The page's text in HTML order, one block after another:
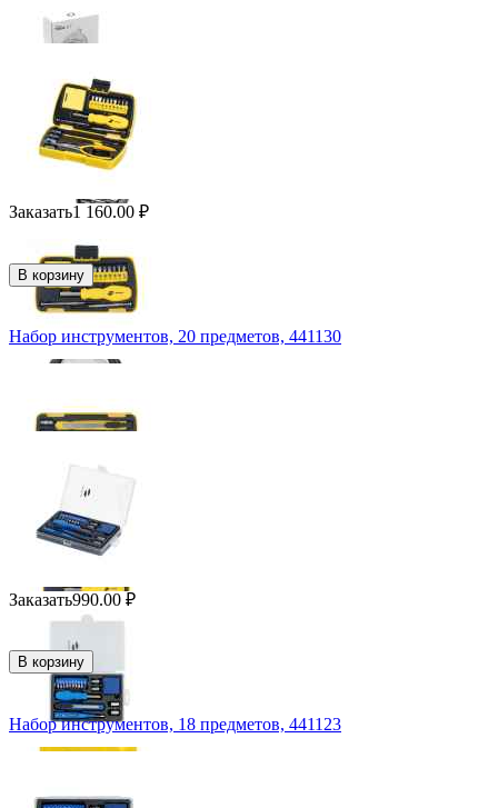
Заказать1 160.00 ₽
В корзину
Набор инструментов, 20 предметов, 441130
Заказать990.00 ₽
В корзину
Набор инструментов, 18 предметов, 441123